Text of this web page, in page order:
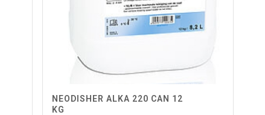
NEODISHER ALKA 220 CAN 12
KG